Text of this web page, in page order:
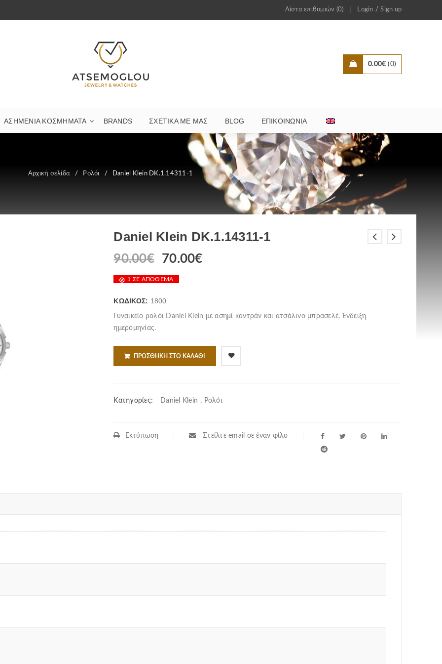
Λίστα επιθυμιών (0) Login /Sign up
0.00€ 0
ΑΣΗΜΈΝΙΑ ΚΟΣΜΉΜΑΤΑ BRANDS ΣΧΕΤΙΚΆ ΜΕ ΜΑΣ BLOG ΕΠΙΚΟΙΝΩΝΊΑ
Αρχική σελίδα / Ρολόι / Daniel Klein DK.1.14311-1
Daniel Klein DK.1.14311-1
90.00€ 70.00€
1 ΣΕ ΑΠΌΘΕΜΑ
ΚΩΔΙΚΌΣ: 1800
Γυναικείο ρολόι Daniel Klein με ασημί καντράν και ατσάλινο μπρασελέ. Ένδειξη
ημερομηνίας.
ΠΡΟΣΘΉΚΗ ΣΤΟ ΚΑΛΆΘΙ
Κατηγορίες: Daniel Klein , Ρολόι
Εκτύπωση Στείλτε email σε έναν φίλο